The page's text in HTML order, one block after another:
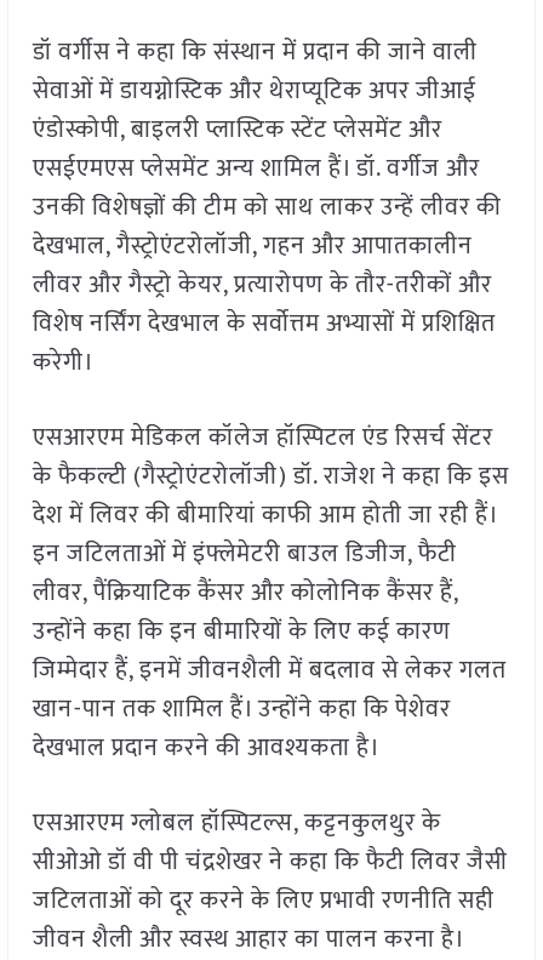
डॉ वर्गीस ने कहा कि संस्थान में प्रदान की जाने वाली
सेवाओं में डायग्नोस्टिक और थेराप्यूटिक अपर जीआई
एंडोस्कोपी, बाइलरी प्लास्टिक स्टेंट प्लेसमेंट और
एसईएमएस प्लेसमेंट अन्य शामिल हैं। डॉ. वर्गीज और
उनकी विशेषज्ञों की टीम को साथ लाकर उन्हें लीवर की
देखभाल, गैस्ट्रोएंटरोलॉजी, गहन और आपातकालीन
लीवर और गैस्ट्रो केयर, प्रत्यारोपण के तौर-तरीकों और
विशेष नर्सिंग देखभाल के सर्वोत्तम अभ्यासों में प्रशिक्षित
करेगी।
एसआरएम मेडिकल कॉलेज हॉस्पिटल एंड रिसर्च सेंटर
के फैकल्टी (गैस्ट्रोएंटरोलॉजी) डॉ. राजेश ने कहा कि इस
देश में लिवर की बीमारियां काफी आम होती जा रही हैं।
इन जटिलताओं में इंफ्लेमेटरी बाउल डिजीज, फैटी
लीवर, पैंक्रियाटिक कैंसर और कोलोनिक कैंसर हैं,
उन्होंने कहा कि इन बीमारियों के लिए कई कारण
जिम्मेदार हैं, इनमें जीवनशैली में बदलाव से लेकर गलत
खान-पान तक शामिल हैं। उन्होंने कहा कि पेशेवर
देखभाल प्रदान करने की आवश्यकता है।
एसआरएम ग्लोबल हॉस्पिटल्स, कट्टनकुलथुर के
सीओओ डॉ वी पी चंद्रशेखर ने कहा कि फैटी लिवर जैसी
जटिलताओं को दूर करने के लिए प्रभावी रणनीति सही
जीवन शैली और स्वस्थ आहार का पालन करना है।